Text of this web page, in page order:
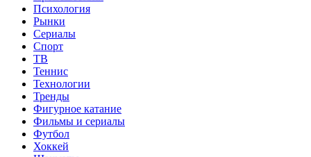
Психология
Рынки
Сериалы
Спорт
ТВ
Теннис
Технологии
Тренды
Фигурное катание
Фильмы и сериалы
Футбол
Хоккей